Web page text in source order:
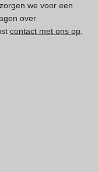
we voor een
over
contact met ons op.